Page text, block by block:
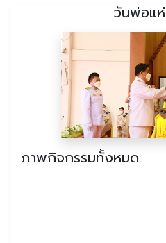
วันพ่อแ
ภาพกิจกรรมทั้งหมด